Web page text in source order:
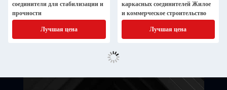
соединители для стабилизации и
прочности
Лучшая цена
каркасных соединителей Жилое
и коммерческое строительство
Лучшая цена